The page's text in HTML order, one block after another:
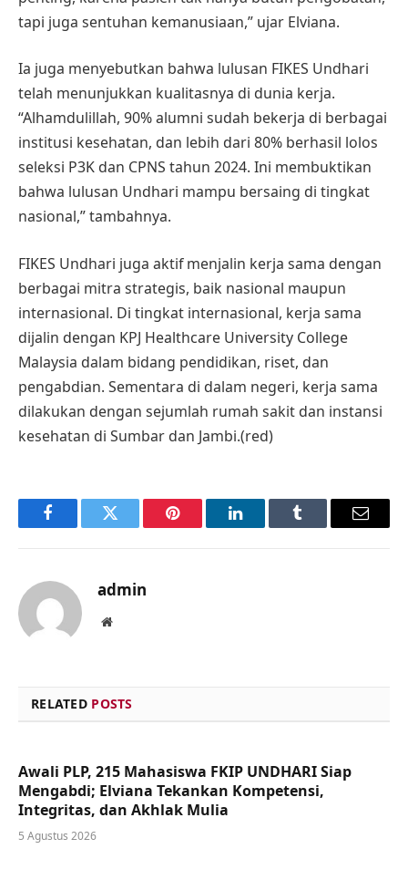
tapi juga sentuhan kemanusiaan,” ujar Elviana.
Ia juga menyebutkan bahwa lulusan FIKES Undhari
telah menunjukkan kualitasnya di dunia kerja.
“Alhamdulillah, 90% alumni sudah bekerja di berbagai
institusi kesehatan, dan lebih dari 80% berhasil lolos
seleksi P3K dan CPNS tahun 2024. Ini membuktikan
bahwa lulusan Undhari mampu bersaing di tingkat
nasional,” tambahnya.
FIKES Undhari juga aktif menjalin kerja sama dengan
berbagai mitra strategis, baik nasional maupun
internasional. Di tingkat internasional, kerja sama
dijalin dengan KPJ Healthcare University College
Malaysia dalam bidang pendidikan, riset, dan
pengabdian. Sementara di dalam negeri, kerja sama
dilakukan dengan sejumlah rumah sakit dan instansi
kesehatan di Sumbar dan Jambi.(red)
FacebookTwitter Pinterest LinkedInTumblr Email
admin
Website
RELATED POSTS
Awali PLP, 215 Mahasiswa FKIP UNDHARI Siap
Mengabdi; Elviana Tekankan Kompetensi,
Integritas, dan Akhlak Mulia
5 Agustus 2026